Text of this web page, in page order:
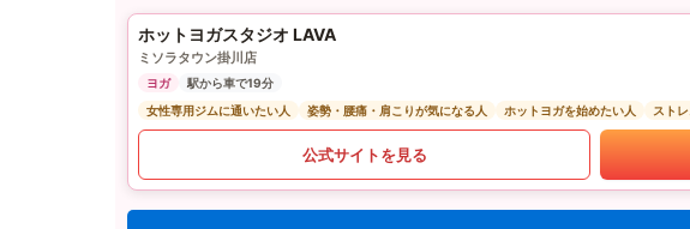
ホットヨガスタジオ LAVA
ミソラタウン掛川店
ヨガ
駅から車で19分
女性専用ジムに通いたい人
姿勢・腰痛・肩こりが気になる人 ホットヨガを始めたい人 スト
公式サイトを見る